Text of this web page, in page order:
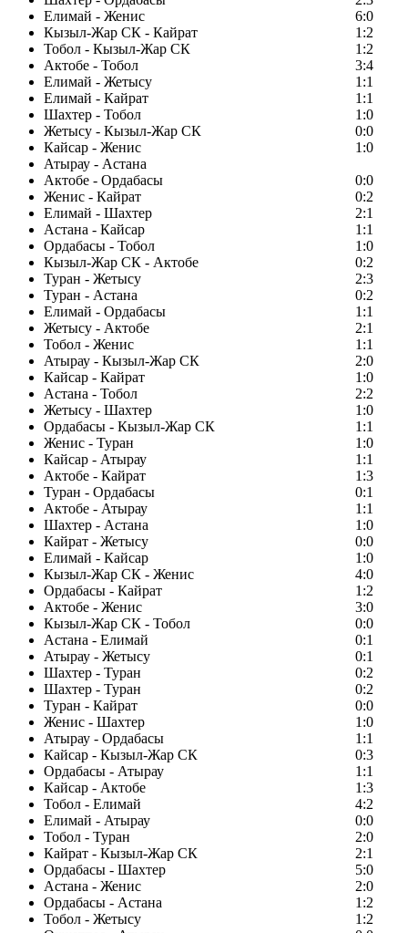
Елимай - Женис
6:0
Кызыл-Жар СК - Кайрат
1:2
Тобол - Кызыл-Жар СК
1:2
Актобе - Тобол
3:4
Елимай - Жетысу
1:1
Елимай - Кайрат
1:1
Шахтер - Тобол
1:0
Жетысу - Кызыл-Жар СК
0:0
Кайсар - Женис
1:0
Атырау - Астана
Актобе - Ордабасы
0:0
Женис - Кайрат
0:2
Елимай - Шахтер
2:1
Астана - Кайсар
1:1
Ордабасы - Тобол
1:0
Кызыл-Жар СК - Актобе
0:2
Туран - Жетысу
2:3
Туран - Астана
0:2
Елимай - Ордабасы
1:1
Жетысу - Актобе
2:1
Тобол - Женис
1:1
Атырау - Кызыл-Жар СК
2:0
Кайсар - Кайрат
1:0
Астана - Тобол
2:2
Жетысу - Шахтер
1:0
Ордабасы - Кызыл-Жар СК
1:1
Женис - Туран
1:0
Кайсар - Атырау
1:1
Актобе - Кайрат
1:3
Туран - Ордабасы
0:1
Актобе - Атырау
1:1
Шахтер - Астана
1:0
Кайрат - Жетысу
0:0
Елимай - Кайсар
1:0
Кызыл-Жар СК - Женис
4:0
Ордабасы - Кайрат
1:2
Актобе - Женис
3:0
Кызыл-Жар СК - Тобол
0:0
Астана - Елимай
0:1
Атырау - Жетысу
0:1
Шахтер - Туран
0:2
Шахтер - Туран
0:2
Туран - Кайрат
0:0
Женис - Шахтер
1:0
Атырау - Ордабасы
1:1
Кайсар - Кызыл-Жар СК
0:3
Ордабасы - Атырау
1:1
Кайсар - Актобе
1:3
Тобол - Елимай
4:2
Елимай - Атырау
0:0
Тобол - Туран
2:0
Кайрат - Кызыл-Жар СК
2:1
Ордабасы - Шахтер
5:0
Астана - Женис
2:0
Ордабасы - Астана
1:2
Тобол - Жетысу
1:2